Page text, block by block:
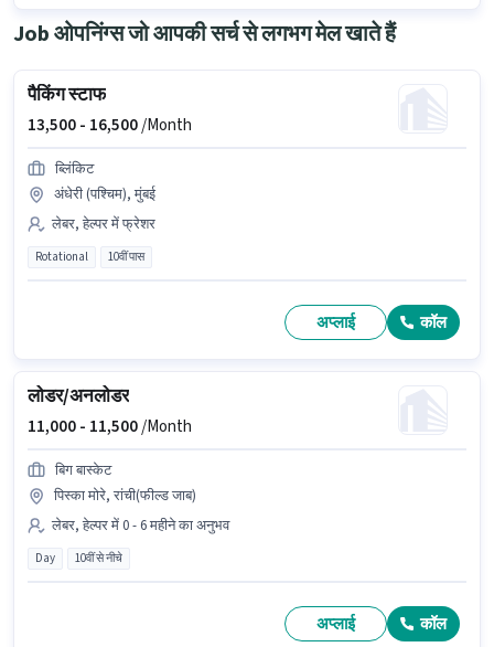
Job ओपनिंग्स जो आपकी सर्च से लगभग मेल खाते हैं
पैकिंग स्टाफ
13,500 - 16,500/Month
ब्लिंकिट
अंधेरी (पश्चिम), मुंबई
लेबर, हेल्पर में फ्रेशर
Rotational 10वीं पास
अप्लाई कॉल
लोडर/अनलोडर
11,000 - 11,500/Month
बिग बास्केट
पिस्का मोरे, रांची(फील्ड जाब)
लेबर, हेल्पर में 0 - 6 महीने का अनुभव
Day 10वीं से नीचे
अप्लाई कॉल